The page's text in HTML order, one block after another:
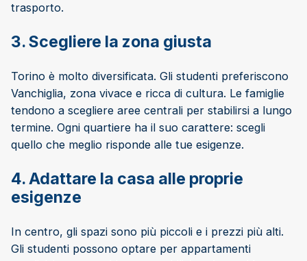
trasporto.
3. Scegliere la zona giusta
Torino è molto diversificata. Gli studenti preferiscono
Vanchiglia, zona vivace e ricca di cultura. Le famiglie
tendono a scegliere aree centrali per stabilirsi a lungo
termine. Ogni quartiere ha il suo carattere: scegli
quello che meglio risponde alle tue esigenze.
4. Adattare la casa alle proprie
esigenze
In centro, gli spazi sono più piccoli e i prezzi più alti.
Gli studenti possono optare per appartamenti